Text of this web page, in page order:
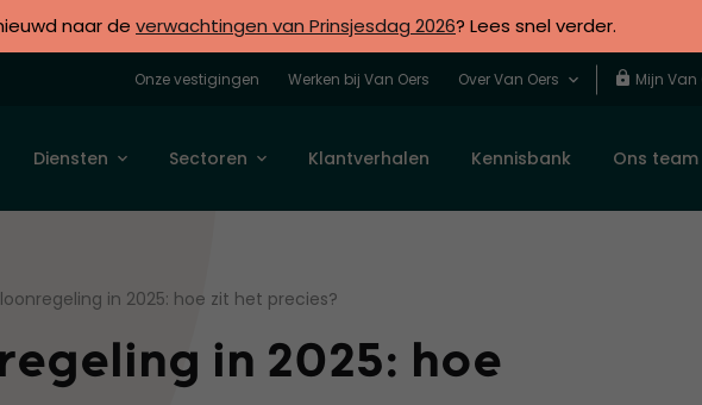
naar de verwachtingen van Prinsjesdag 2026? Lees snel verder.
Onze vestigingen Werken bij Van Oers Over Van Oers Mijn Van
Diensten Sectoren Klantverhalen Kennisbank Ons team
in 2025: hoe zit het precies?
in 2025: hoe